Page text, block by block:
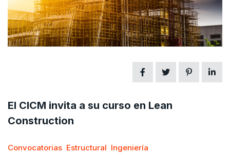
El CICM invita a su curso en Lean
Construction
Convocatorias Estructural Ingeniería